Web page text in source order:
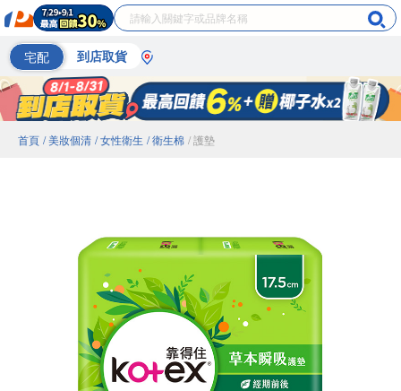
宅配 到店取貨
首頁 / 美妝個清 / 女性衛生 / 衛生棉 / 護墊